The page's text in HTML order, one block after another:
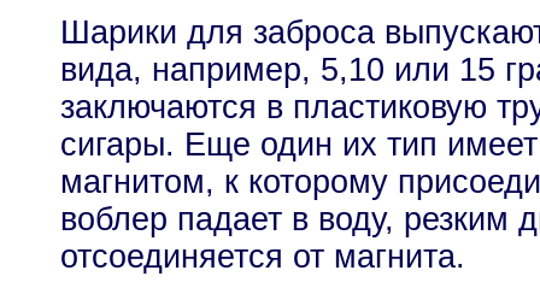
Шарики для заброса
вида, например, 5,10 или 15
заключаются в пластиковую
сигары. Еще один их тип
магнитом, к которому
воблер падает в воду,
отсоединяется от магнита.